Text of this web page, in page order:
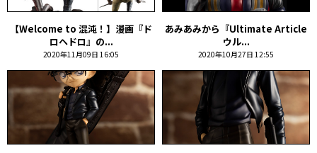
【Welcome to 混沌！】漫画『ド
ロヘドロ』の...
2020年11月09日 16:05
あみあみから『Ultimate Article
ウル...
2020年10月27日 12:55